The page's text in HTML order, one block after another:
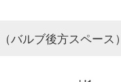
（バルブ後方スペース）